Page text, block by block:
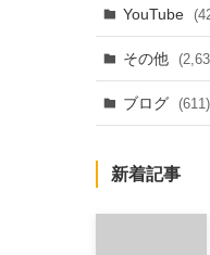
YouTube
その他
ブログ (611)
新着記事